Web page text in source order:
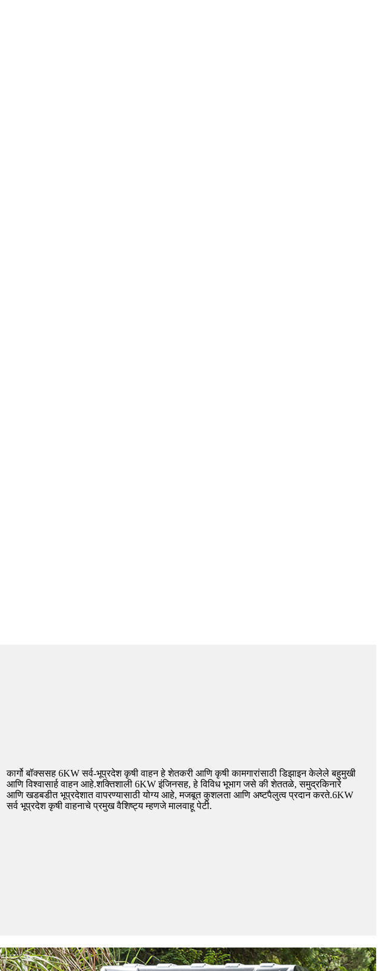
कार्गो बॉक्ससह 6KW सर्व-भूप्रदेश कृषी वाहन हे शेतकरी आणि कृषी कामगारांसाठी डिझाइन केलेले बहुमुखी
आणि विश्वासार्ह वाहन आहे.शक्तिशाली 6KW इंजिनसह, हे विविध भूभाग जसे की शेततळे, समुद्रकिनारे
आणि खडबडीत भूप्रदेशात वापरण्यासाठी योग्य आहे, मजबूत कुशलता आणि अष्टपैलुत्व प्रदान करते.6KW
सर्व भूप्रदेश कृषी वाहनाचे प्रमुख वैशिष्ट्य म्हणजे मालवाहू पेटी.